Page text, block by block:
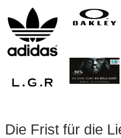
Die Frist für die